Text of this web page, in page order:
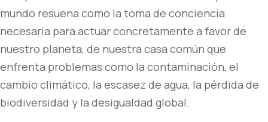
mundo resuena como la toma de conciencia
necesaria para actuar concretamente a favor de
nuestro planeta, de nuestra casa común que
enfrenta problemas como la contaminación, el
cambio climático, la escasez de agua, la pérdida de
biodiversidad y la desigualdad global.